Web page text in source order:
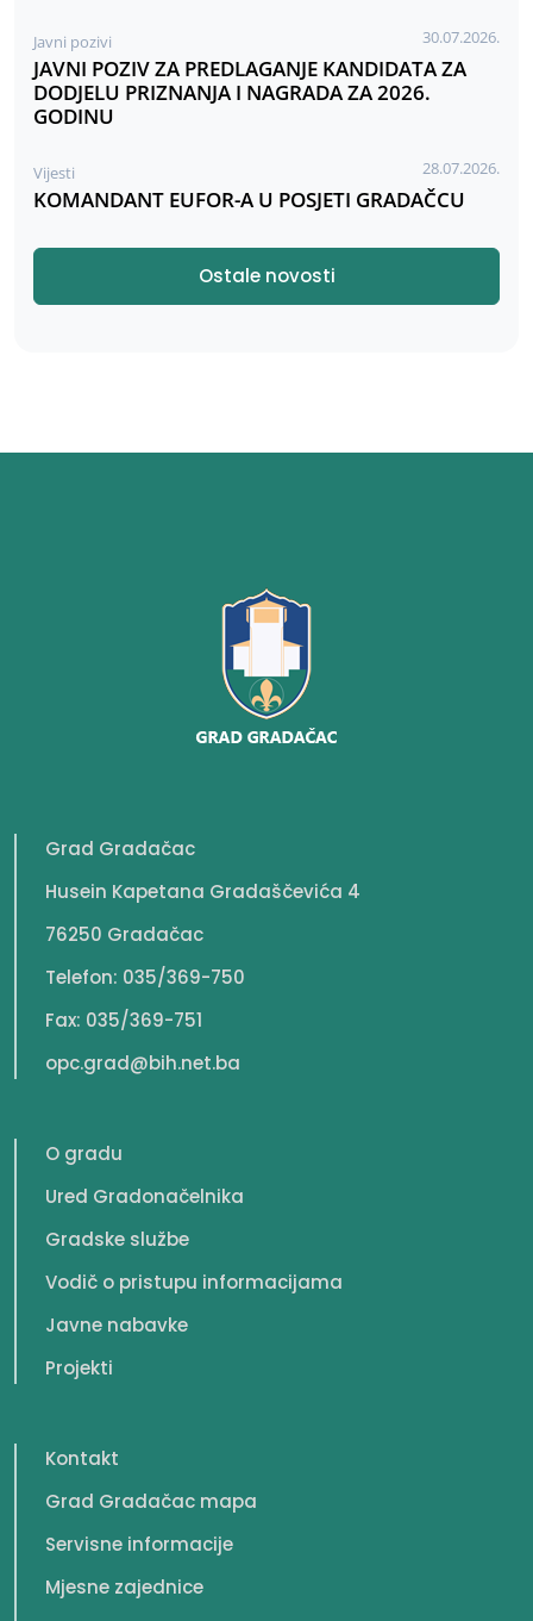
Javni pozivi 30.07.2026.
JAVNI POZIV ZA PREDLAGANJE KANDIDATA ZA
DODJELU PRIZNANJA I NAGRADA ZA 2026.
GODINU
Vijesti 28.07.2026.
KOMANDANT EUFOR-A U POSJETI GRADAČCU
Ostale novosti
Grad Gradačac
Husein Kapetana Gradaščevića 4
76250 Gradačac
Telefon: 035/369-750
Fax: 035/369-751
opc.grad@bih.net.ba
O gradu
Ured Gradonačelnika
Gradske službe
Vodič o pristupu informacijama
Javne nabavke
Projekti
Kontakt
Grad Gradačac mapa
Servisne informacije
Mjesne zajednice